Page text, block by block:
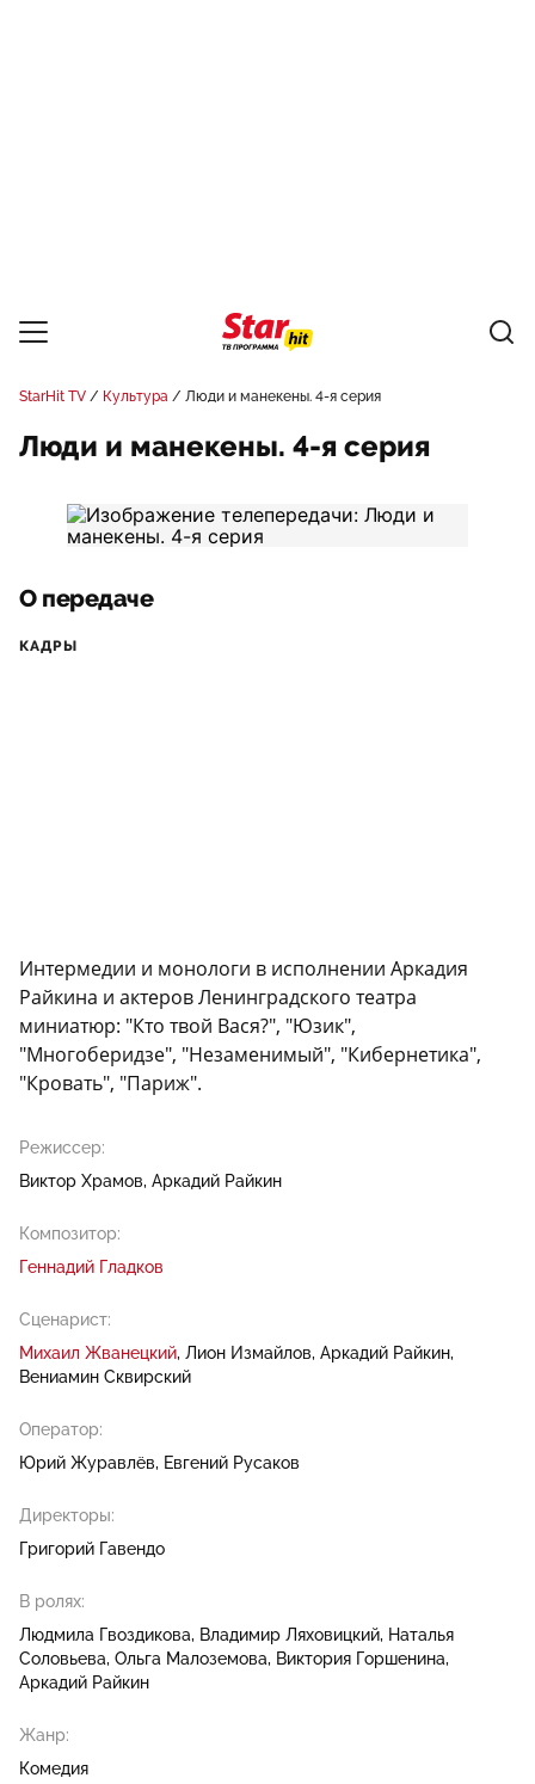
StarHit TV Культура Люди и манекены. 4-я серия
Люди и манекены. 4-я серия
О передаче
КАДРЫ
Интермедии и монологи в исполнении Аркадия
Райкина и актеров Ленинградского театра
миниатюр: "Кто твой Вася?", "Юзик",
"Многоберидзе", "Незаменимый", "Кибернетика",
"Кровать", "Париж".
Режиссер:
Виктор Храмов Аркадий Райкин
Композитор:
Геннадий Гладков
Сценарист:
Михаил Жванецкий Лион Измайлов Аркадий Райкин
Вениамин Сквирский
Оператор:
Юрий Журавлёв
Евгений Русаков
Директоры:
Григорий Гавендо
В ролях:
Людмила Гвоздикова
Владимир Ляховицкий Наталья
Соловьева Ольга Малоземова
Виктория Горшенина
Аркадий Райкин
Жанр:
Комедия